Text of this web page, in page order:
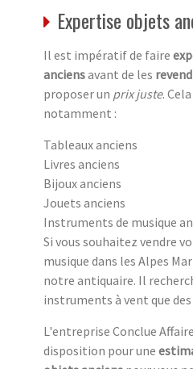
Expertise objets
Il est impératif de faire
anciensavant de les
proposer un prix juste.
notamment :
Tableaux anciens
Livres anciens
Bijoux anciens
Jouets anciens
Instruments de musique
Si vous souhaitez vendre
musique dans les Alpes
notre antiquaire. Il
instruments à vent que
L'entreprise Conclue
disposition pour une